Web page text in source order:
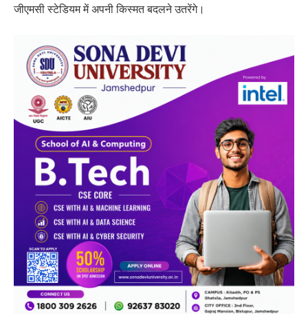
जीएमसी स्टेडियम में अपनी किस्मत बदलने उतरेंगे।